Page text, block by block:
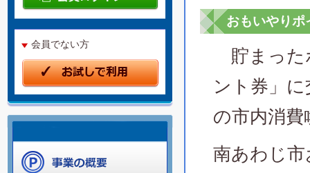
会員でない方
おもいやりポ
貯まった
ント券」
の市内消
南あわじ